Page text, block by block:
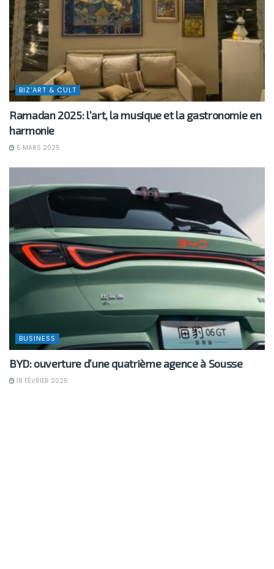
BIZ'ART & CULT
Ramadan 2025: l’art, la musique et la gastronomie en
harmonie
5 MARS 2025
BUSINESS
BYD: ouverture d’une quatrième agence à Sousse
18 FÉVRIER 2025